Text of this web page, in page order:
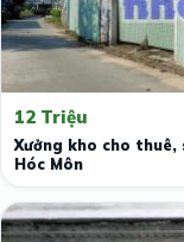
12 Triệu
Xưởng kho cho thuê,
Hóc Môn